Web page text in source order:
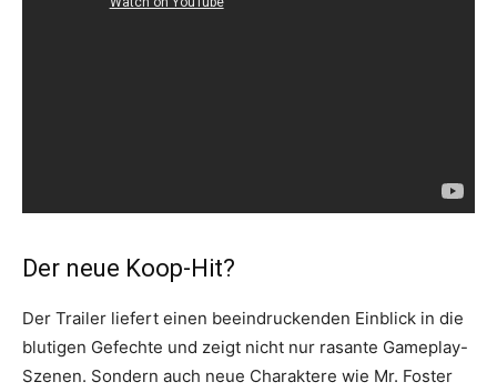
Der neue Koop-Hit?
Der Trailer liefert einen beeindruckenden Einblick in die
blutigen Gefechte und zeigt nicht nur rasante Gameplay-
Szenen. Sondern auch neue Charaktere wie Mr. Foster